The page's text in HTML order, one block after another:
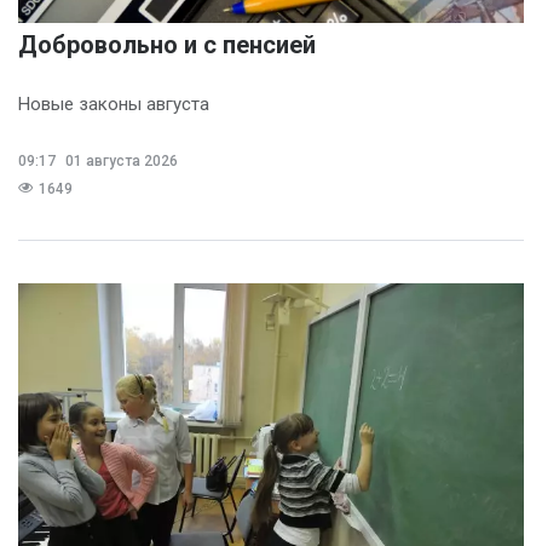
Добровольно и с пенсией
Новые законы августа
09:17 01 августа 2026
1649